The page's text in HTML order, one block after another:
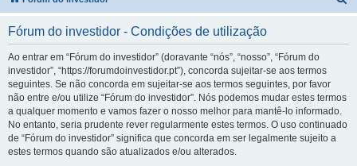
Fórum do investidor - Condições de utilização
Ao entrar em “Fórum do investidor” (doravante “nós”, “nosso”, “Fórum do
investidor”, “https://forumdoinvestidor.pt”), concorda sujeitar-se aos termos
seguintes. Se não concorda em sujeitar-se aos termos seguintes, por favor
não entre e/ou utilize “Fórum do investidor”. Nós podemos mudar estes termos
a qualquer momento e vamos fazer o nosso melhor para mantê-lo informado.
No entanto, seria prudente rever regularmente estes termos. O uso continuado
de “Fórum do investidor” significa que concorda em ser legalmente sujeito a
estes termos quando são atualizados e/ou alterados.